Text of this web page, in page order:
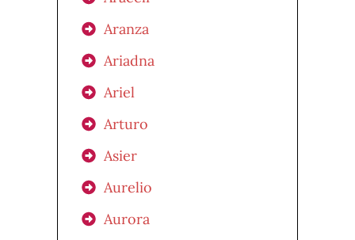
Aranza
Ariadna
Ariel
Arturo
Asier
Aurelio
Aurora